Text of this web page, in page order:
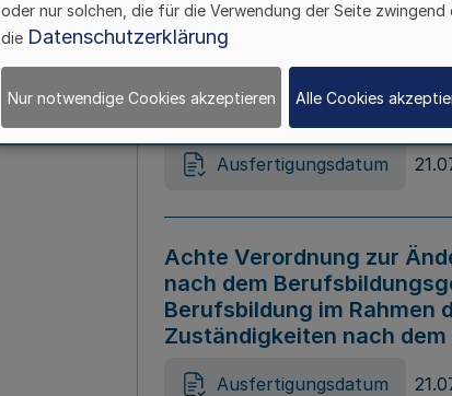
Ausfertigungsdatum
Gesetz zur Änderung des
Ausfertigungsdatum
Achte Verordnung zur
nach dem
Berufsbildung im Rahmen
Zuständigkeiten nach
Ausfertigungsdatum
oder nur solchen, die für die Verwendung der Seite
die Datenschutzerklärung
Nur notwendige Cookies akzeptieren Alle Cookies